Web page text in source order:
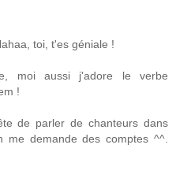
toi, t'es géniale !
moi aussi j'adore le verbe
!
de parler de chanteurs dans
me demande des comptes ^^.